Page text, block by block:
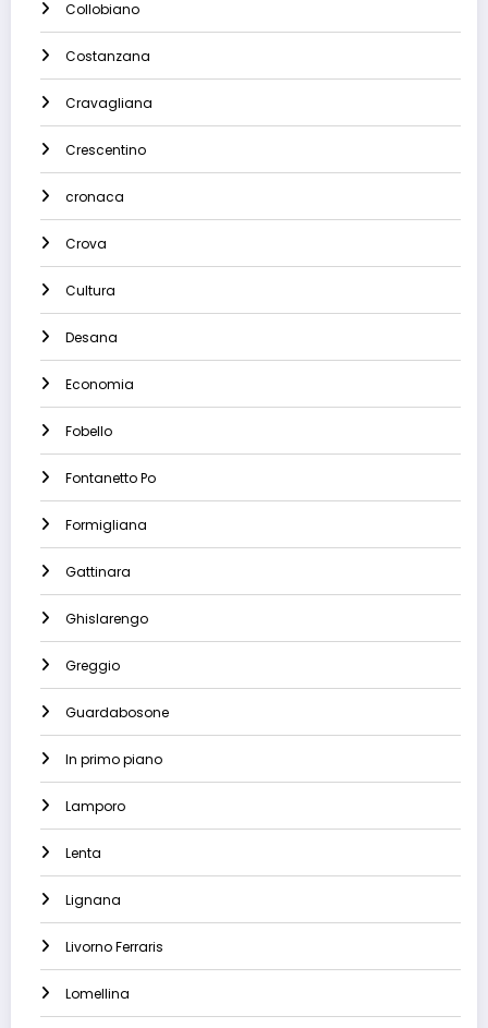
Collobiano
Costanzana
Cravagliana
Crescentino
cronaca
Crova
Cultura
Desana
Economia
Fobello
Fontanetto Po
Formigliana
Gattinara
Ghislarengo
Greggio
Guardabosone
In primo piano
Lamporo
Lenta
Lignana
Livorno Ferraris
Lomellina